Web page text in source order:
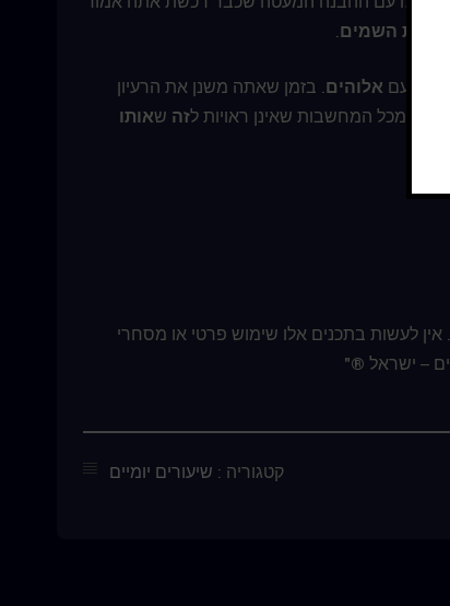
מלכות השמים.
עם אלוהים. בזמן שאתה משנן את הרעיון
מכל המחשבות שאינן ראויות לזה שאותו
לעשות בתכנים אלו שימוש פרטי או מסחרי
– ישראל ®"
קטגוריה : שיעורים יומיים